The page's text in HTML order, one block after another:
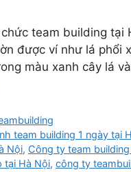
team building tại
được ví như lá phổi
màu xanh cây lá
team building 1 ngày tại
Nội, Công ty team
tại Hà Nội, công ty